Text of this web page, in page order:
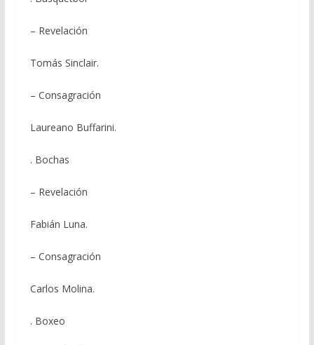
– Revelación
Tomás Sinclair.
– Consagración
Laureano Buffarini.
. Bochas
– Revelación
Fabián Luna.
– Consagración
Carlos Molina.
. Boxeo